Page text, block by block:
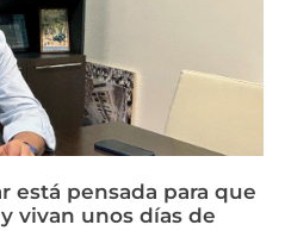
está pensada para que
vivan unos días de